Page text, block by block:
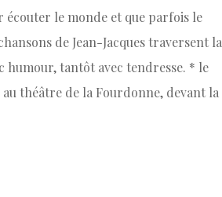
le monde et que parfois le
de Jean-Jacques traversent la
humour, tantôt avec tendresse. * le
théâtre de la Fourdonne, devant la